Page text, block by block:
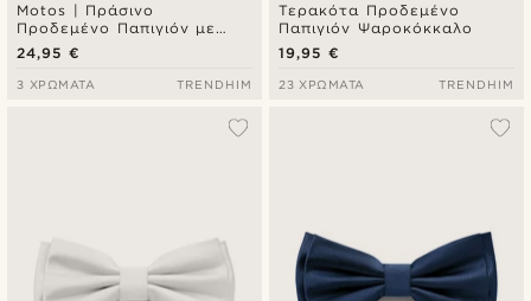
Motos | Πράσινο
Προδεμένο Παπιγιόν με
Μοτίβο Ποδήλατα
24,95 €
3 ΧΡΏΜΑΤΑ TRENDHIM
Τερακότα Προδεμένο
Παπιγιόν Ψαροκόκκαλο
19,95 €
23 ΧΡΏΜΑΤΑ TRENDHIM